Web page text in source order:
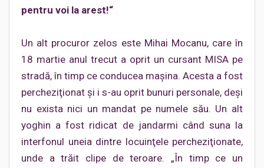
pentru voi la arest!“
Un alt procuror zelos este Mihai Mocanu, care în
18 martie anul trecut a oprit un cursant MISA pe
stradă, în timp ce conducea maşina. Acesta a fost
percheziţionat şi i s-au oprit bunuri personale, deşi
nu exista nici un mandat pe numele său. Un alt
yoghin a fost ridicat de jandarmi când suna la
interfonul uneia dintre locuinţele percheziţionate,
unde a trăit clipe de teroare. „În timp ce un